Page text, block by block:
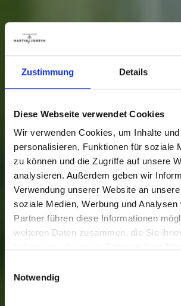
Zustimmung Details
Diese Webseite verwendet Cookies
Wir verwenden Cookies, um Inhalte
personalisieren, Funktionen für soziale
zu können und die Zugriffe auf unsere
analysieren. Außerdem geben wir
Verwendung unserer Website an
soziale Medien, Werbung und Analysen
Partner führen diese Informationen
weiteren Daten zusammen, die Sie
Notwendig